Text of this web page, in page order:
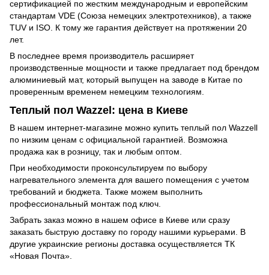
сертификацией по жестким международным и европейским
стандартам VDE (Союза немецких электротехников), а также
TUV и ISO. К тому же гарантия действует на протяжении 20
лет.
В последнее время производитель расширяет
производственные мощности и также предлагает под брендом
алюминиевый мат, который выпущен на заводе в Китае по
проверенным временем немецким технологиям.
Теплый пол Wazzel: цена в Киеве
В нашем интернет-магазине можно купить теплый пол Wazzell
по низким ценам с официальной гарантией. Возможна
продажа как в розницу, так и любым оптом.
При необходимости проконсультируем по выбору
нагревательного элемента для вашего помещения с учетом
требований и бюджета. Также можем выполнить
профессиональный монтаж под ключ.
Забрать заказ можно в нашем офисе в Киеве или сразу
заказать быструю доставку по городу нашими курьерами. В
другие украинские регионы доставка осуществляется ТК
«Новая Почта».